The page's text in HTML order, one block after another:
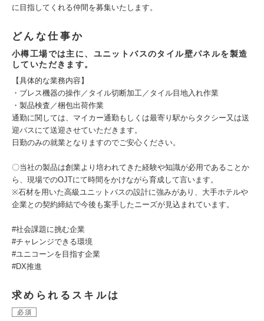
に目指してくれる仲間を募集いたします。
どんな仕事か
小樽工場では主に、ユニットバスのタイル壁パネルを製造
していただきます。
【具体的な業務内容】
・ブレス機器の操作／タイル切断加工／タイル目地入れ作業
・製品検査／梱包出荷作業
通勤に関しては、マイカー通勤もしくは最寄り駅からタクシー又は送
迎バスにて送迎させていただきます。
日勤のみの就業となりますのでご安心ください。
〇当社の製品は創業より培われてきた経験や知識が必用であることか
ら、現場でのOJTにて時間をかけながら育成して言います。
※石材を用いた高級ユニットバスの設計に強みがあり、大手ホテルや
企業との契約締結で今後も案手したニーズが見込まれています。
#社会課題に挑む企業
#チャレンジできる環境
#ユニコーンを⽬指す企業
#DX推進
求められるスキルは
必須